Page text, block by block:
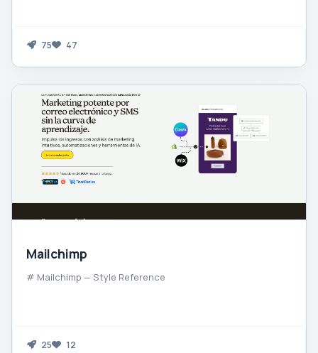
75 47
Mailchimp
# Mailchimp — Style Reference
25 12